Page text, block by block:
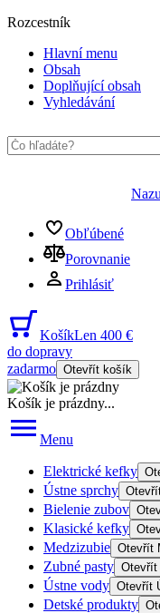
Rozcestník
Hlavní menu
Obsah
Doplňující obsah
Vyhledávání
Obľúbené
Porovnanie
Prihlásiť
KošíkLen 400 €
do dopravy
zadarmo Otevřít košík
Košík je prázdny...
Menu
Elektrické kefky
Ústne sprchy
Bielenie zubov
Klasické kefky
Medzizubie Otevřít
Zubné pasty Otevřít
Ústne vody Otevřít
Detské produkty